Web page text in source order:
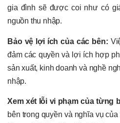
gia đình sẽ được coi như có
nguồn thu nhập.
Bảo vệ lợi ích của các bên:
đảm các quyền và lợi ích hợp
sản xuất, kinh doanh và nghề
nhập.
Xem xét lỗi vi phạm của từng
bên trong quyền và nghĩa vụ